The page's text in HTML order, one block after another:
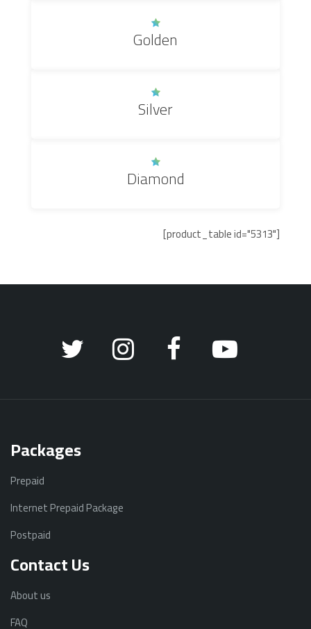
Golden
Silver
Diamond
[product_table id="5313"]
Packages
Prepaid
Internet Prepaid Package
Postpaid
Contact Us
About us
FAQ